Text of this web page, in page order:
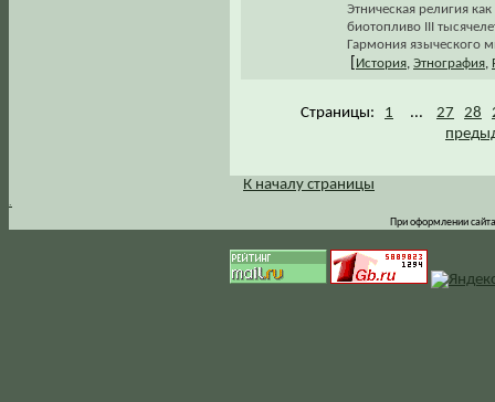
Этническая религия
биотопливо III
Гармония языческого
История Этнография
Страницы: 1 ... 27 28
.
К началу страницы
При оформлении